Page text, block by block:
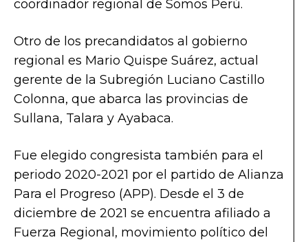
coordinador regional de Somos Perú.
Otro de los precandidatos al gobierno
regional es Mario Quispe Suárez, actual
gerente de la Subregión Luciano Castillo
Colonna, que abarca las provincias de
Sullana, Talara y Ayabaca.
Fue elegido congresista también para el
periodo 2020-2021 por el partido de Alianza
Para el Progreso (APP). Desde el 3 de
diciembre de 2021 se encuentra afiliado a
Fuerza Regional, movimiento político del